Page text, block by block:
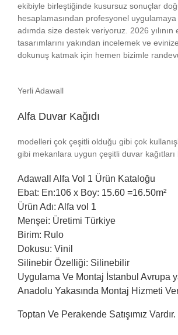
ekibiyle birleştiğinde kusursuz sonuçlar
hesaplamasından profesyonel
adımda size destek veriyoruz. 2026 yılının
tasarımlarını yakından incelemek ve
dokunuş katmak için hemen bizimle
Yerli Adawall
Alfa Duvar Kağıdı
modelleri çok çeşitli olduğu gibi çok
gibi mekanlara uygun çeşitli duvar kağıtları
Adawall
Alfa Vol 1 Ürün Kataloğu
Ebat: En:106 x Boy: 15.60 =16.50m²
Ürün Adı: Alfa vol 1
Menşei: Üretimi Türkiye
Birim: Rulo
Dokusu: Vinil
Silinebir Özelliği: Silinebilir
Uygulama Ve Montaj İstanbul Avrupa
Anadolu Yakasında Montaj Hizmeti
Toptan Ve Perakende Satışımız Vardır.